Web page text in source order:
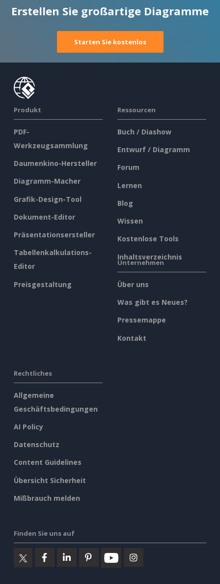
Erstellen Sie großartige Diagramme
Starten Sie kostenlos
Produkt
PDF-
Werkzeugsammlung
Daumenkino-Hersteller
Diagramm-Macher
Grafik-Design-Tool
Dokument-Editor
Präsentationsersteller
Tabellenkalkulations-
Editor
Preisgestaltung
Ressourcen
Buch / Diashow
Entwurf / Diagramm
Forum
Lernen
Blog
Wissen
Kostenlose Tools
Inhaltsverzeichnis
Unternehmen
Über uns
Was gibt es Neues?
Pressemappe
Kontakt
Rechtliches
Allgemeine
Geschäftsbedingungen
AI Policy
Datenschutz
Content Guidelines
Übersicht Sicherheit
Mißbrauch melden
Finden Sie uns auf